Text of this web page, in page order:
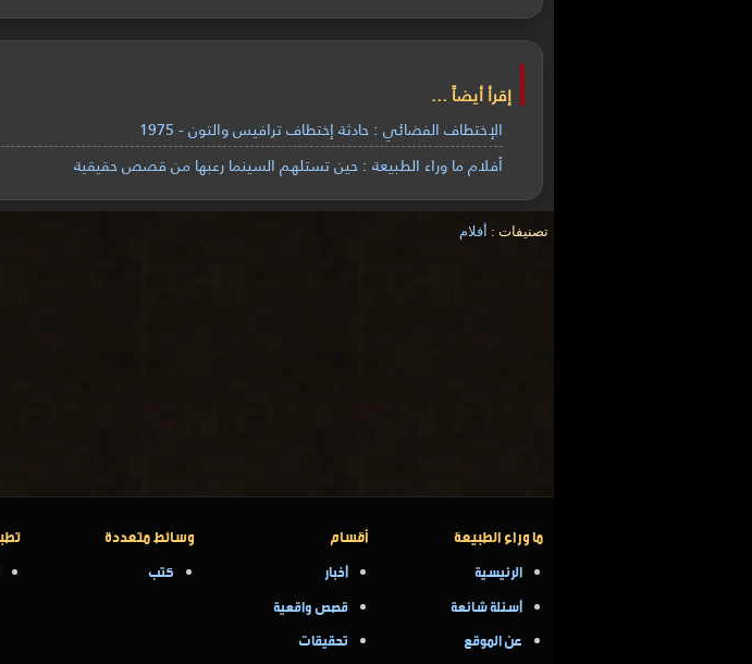
إقرأ أيضاً ...
الإختطاف الفضائي : حادثة إختطاف ترافيس والتون - 1975
أفلام ما وراء الطبيعة : حين تستلهم السينما رعبها من قصص حقيقية
تصنيفات : أفلام
ما وراء الطبيعة
الرئيسية
أسئلة شائعة
عن الموقع
أقسام
أخبار
قصص واقعية
تحقيقات
وسائط متعددة
كتب